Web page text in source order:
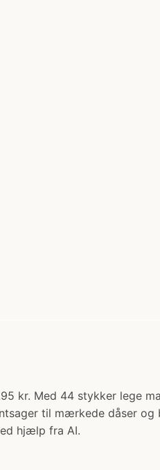
kr. Med 44 stykker
til mærkede dåser
hjælp fra AI.